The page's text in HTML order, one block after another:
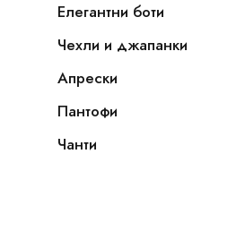
Елегантни боти
Чехли и джапанки
Апрески
Пантофи
Чанти